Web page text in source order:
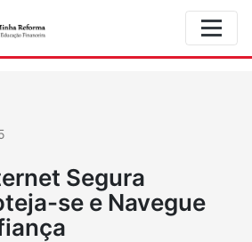
Segura
se e Navegue